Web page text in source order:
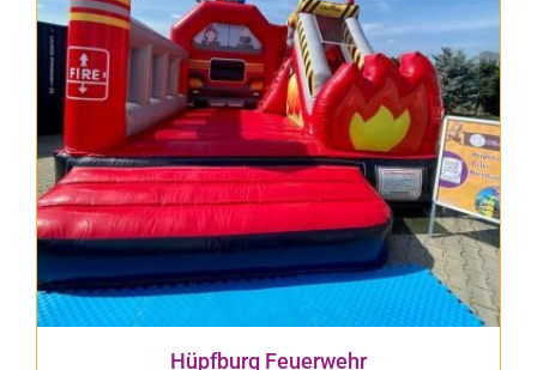
Hüpfburg Feuerwehr